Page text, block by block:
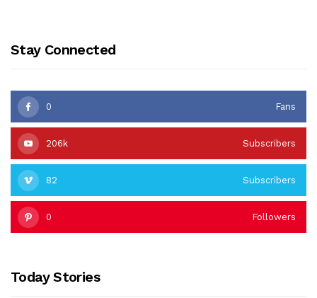
Stay Connected
0 Fans
206k Subscribers
82 Subscribers
0 Followers
Today Stories